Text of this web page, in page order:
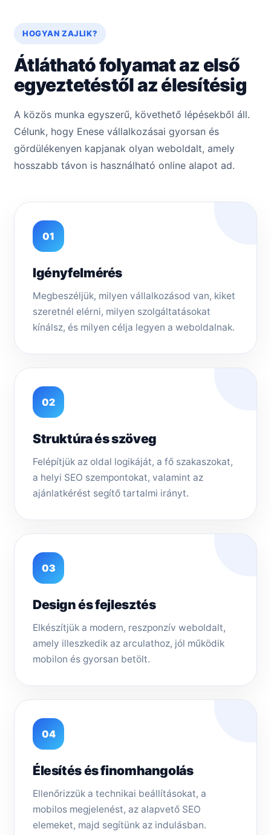
HOGYAN ZAJLIK?
Átlátható folyamat az első
egyeztetéstől az élesítésig
A közös munka egyszerű, követhető lépésekből áll.
Célunk, hogy Enese vállalkozásai gyorsan és
gördülékenyen kapjanak olyan weboldalt, amely
hosszabb távon is használható online alapot ad.
01
Igényfelmérés
Megbeszéljük, milyen vállalkozásod van, kiket
szeretnél elérni, milyen szolgáltatásokat
kínálsz, és milyen célja legyen a weboldalnak.
02
Struktúra és szöveg
Felépítjük az oldal logikáját, a fő szakaszokat,
a helyi SEO szempontokat, valamint az
ajánlatkérést segítő tartalmi irányt.
03
Design és fejlesztés
Elkészítjük a modern, reszponzív weboldalt,
amely illeszkedik az arculathoz, jól működik
mobilon és gyorsan betölt.
04
Élesítés és finomhangolás
Ellenőrizzük a technikai beállításokat, a
mobilos megjelenést, az alapvető SEO
elemeket, majd segítünk az indulásban.